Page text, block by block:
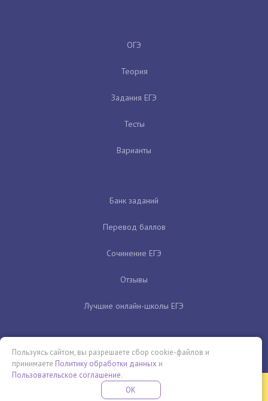
ОГЭ
Теория
Задания ЕГЭ
Тесты
Варианты
Банк заданий
Перевод баллов
Сочинение ЕГЭ
Отзывы
Лучшие онлайн-школы ЕГЭ
Бесплатная летняя школа
ПРОВЕДИ ЭТО ЛЕТО С ПОЛЬЗОЙ
Пользуясь сайтом, вы разрешаете сбор cookie-файлов и
принимаете Политику обработки данных и
Пользовательское соглашение.
OK